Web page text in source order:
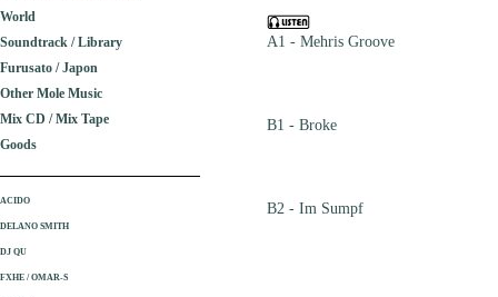
A1 - Mehris Groove
B1 - Broke
B2 - Im Sumpf
World
Soundtrack / Library
Furusato / Japon
Other Mole Music
Mix CD / Mix Tape
Goods
ACIDO
DELANO SMITH
DJ QU
FXHE / OMAR-S